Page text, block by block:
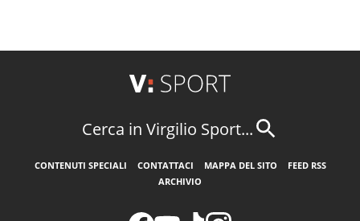
Cerca in Virgilio Sport...
CONTENUTI SPECIALI CONTATTACI MAPPA DEL SITO
FEED RSS
ARCHIVIO